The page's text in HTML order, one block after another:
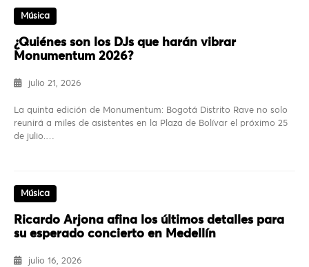
Música
¿Quiénes son los DJs que harán vibrar
Monumentum 2026?
julio 21, 2026
La quinta edición de Monumentum: Bogotá Distrito Rave no solo
reunirá a miles de asistentes en la Plaza de Bolívar el próximo 25
de julio.…
Música
Ricardo Arjona afina los últimos detalles para
su esperado concierto en Medellín
julio 16, 2026